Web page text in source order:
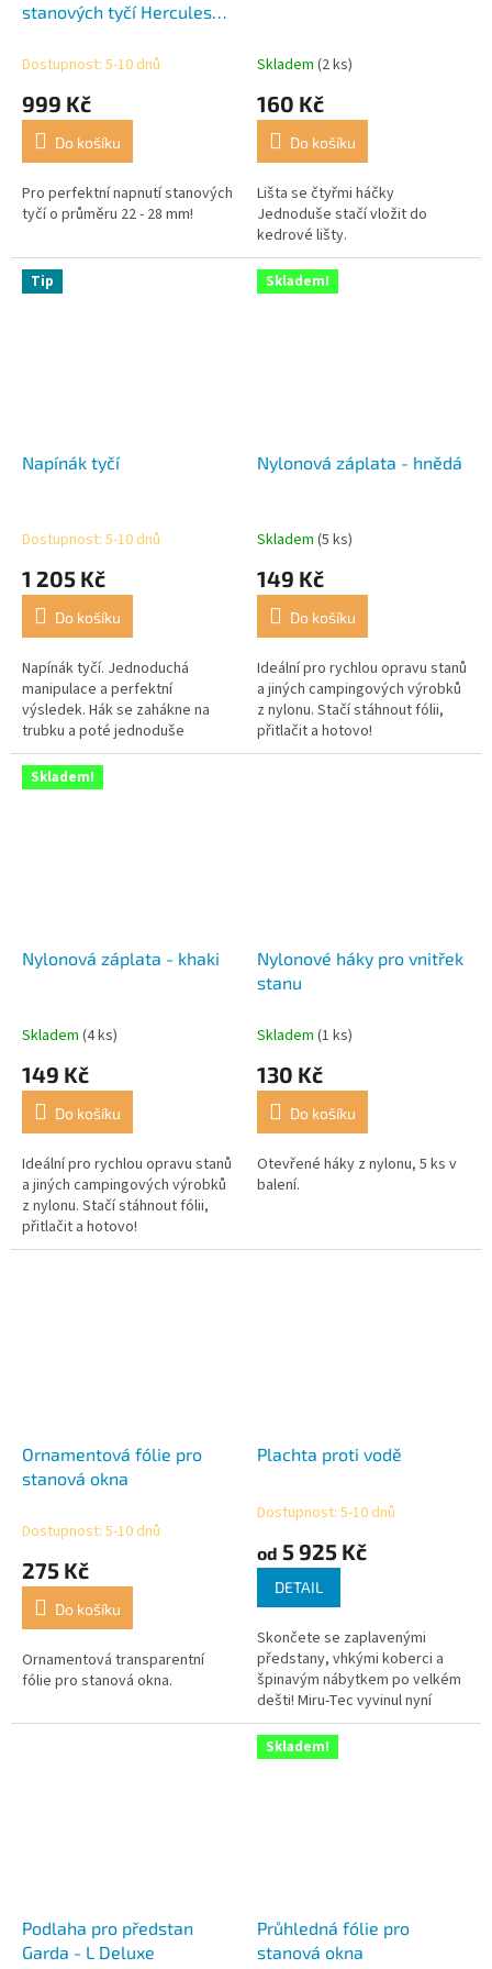
stanových tyčí Hercules
Dostupnost: 5-10 dnů
999 Kč
Do košíku
Pro perfektní napnutí stanových
tyčí o průměru 22 - 28 mm!
Skladem (2 ks)
160 Kč
Do košíku
Lišta se čtyřmi háčky
Jednoduše stačí vložit do
kedrové lišty.
Tip
Napínák tyčí
Dostupnost: 5-10 dnů
1 205 Kč
Do košíku
Napínák tyčí. Jednoduchá
manipulace a perfektní
výsledek. Hák se zahákne na
trubku a poté jednoduše
napnete trubku do požadované
pozice.
Skladem!
Nylonová záplata - hnědá
Skladem (5 ks)
149 Kč
Do košíku
Ideální pro rychlou opravu stanů
a jiných campingových výrobků
z nylonu. Stačí stáhnout fólii,
přitlačit a hotovo!
Skladem!
Nylonová záplata - khaki
Skladem (4 ks)
149 Kč
Do košíku
Ideální pro rychlou opravu stanů
a jiných campingových výrobků
z nylonu. Stačí stáhnout fólii,
přitlačit a hotovo!
Nylonové háky pro vnitřek
stanu
Skladem (1 ks)
130 Kč
Do košíku
Otevřené háky z nylonu, 5 ks v
balení.
Ornamentová fólie pro
stanová okna
Dostupnost: 5-10 dnů
275 Kč
Do košíku
Ornamentová transparentní
fólie pro stanová okna.
Plachta proti vodě
Průměrné
produktu
5
hvězdiček.
Dostupnost: 5-10 dnů
od 5 925 Kč
DETAIL
Skončete se zaplavenými
předstany, vhkými koberci a
špinavým nábytkem po velkém
dešti! Miru-Tec vyvinul nyní
novou 0,45 mm silnou PVC
plachtu pro předstany (stany,...
Podlaha pro předstan
Garda - L Deluxe
Skladem!
Průhledná fólie pro
stanová okna